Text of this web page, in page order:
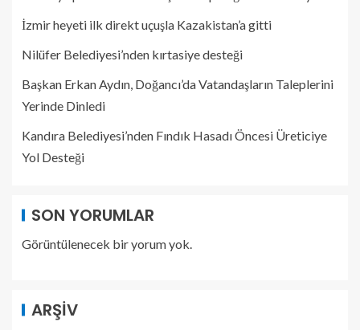
İzmir heyeti ilk direkt uçuşla Kazakistan’a gitti
Nilüfer Belediyesi’nden kırtasiye desteği
Başkan Erkan Aydın, Doğancı’da Vatandaşların Taleplerini
Yerinde Dinledi
Kandıra Belediyesi’nden Fındık Hasadı Öncesi Üreticiye
Yol Desteği
SON YORUMLAR
Görüntülenecek bir yorum yok.
ARŞIV